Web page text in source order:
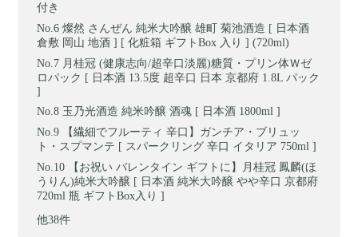
付き
燦然 さんぜん 純米大吟醸 雄町 菊池酒造 [ 日本酒
倉敷 岡山 地酒 ] [ 化粧箱 ギフトBox 入り ] (720ml)
月桂冠 (健康志向/超辛口淡麗)糖質・プリン体Ｗゼ
ロパック [ 日本酒 13.5度 超辛口 日本 京都府 1.8L パック
]
玉乃光酒造 純米吟醸 酒魂 [ 日本酒 1800ml ]
【繊細でフルーティ 辛口】ガンチア・ブリュッ
ト・スプマンテ [ スパークリング 辛口 イタリア 750ml ]
【お祝い バレンタイン ギフトに】月桂冠 鳳麟(ほ
うりん)純米大吟醸 [ 日本酒 純米大吟醸 やや辛口 京都府
720ml 瓶 ギフトBox入り ]
他38件